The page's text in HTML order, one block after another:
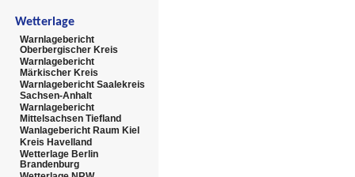
Wetterlage
Warnlagebericht
Oberbergischer Kreis
Warnlagebericht
Märkischer Kreis
Warnlagebericht Saalekreis
Sachsen-Anhalt
Warnlagebericht
Mittelsachsen Tiefland
Wanlagebericht Raum Kiel
Kreis Havelland
Wetterlage Berlin
Brandenburg